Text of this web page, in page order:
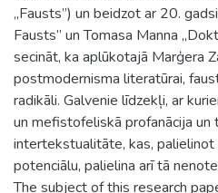
„Fausts”) un beidzot ar 20.
Fausts” un Tomasa Manna
secināt, ka aplūkotajā Marģera
postmodernisma literatūrai,
radikāli. Galvenie līdzekļi, ar
un mefistofeliskā profanācija un
intertekstualitāte, kas,
potenciālu, palielina arī tā
The subject of this research